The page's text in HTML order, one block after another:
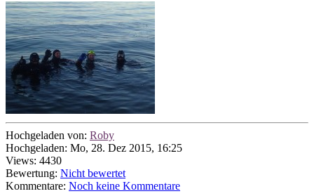
Hochgeladen von: Roby
Hochgeladen: Mo, 28. Dez 2015, 16:25
Views: 4430
Bewertung: Nicht bewertet
Kommentare: Noch keine Kommentare